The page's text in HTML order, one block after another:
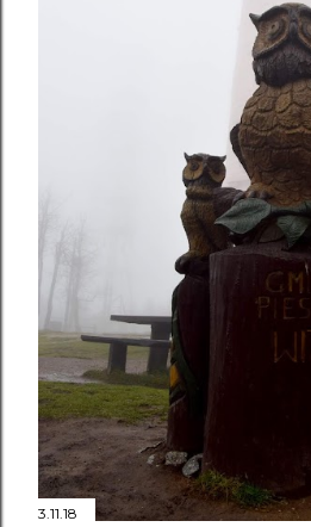
4.11.18
GDZIE SOWA MÓWI DO
TOUR)
Prześlij komentarz
3.11.18